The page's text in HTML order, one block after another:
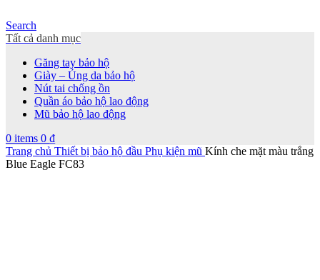
Search
Tất cả danh mục
Găng tay bảo hộ
Giày – Ủng da bảo hộ
Nút tai chống ồn
Quần áo bảo hộ lao động
Mũ bảo hộ lao động
0 items 0 ₫
Trang chủ Thiết bị bảo hộ đầu Phụ kiện mũ Kính che mặt màu trắng
Blue Eagle FC83